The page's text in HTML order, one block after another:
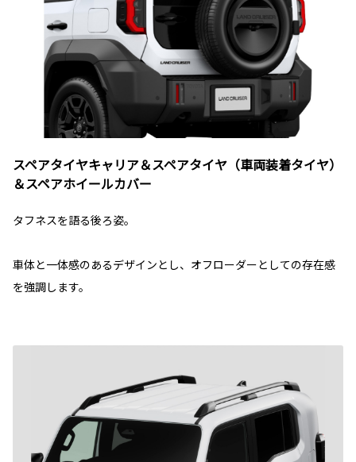
スペアタイヤキャリア＆スペアタイヤ（車両装着タイヤ）
＆スペアホイールカバー
タフネスを語る後ろ姿。
車体と一体感のあるデザインとし、オフローダーとしての存在感
を強調します。